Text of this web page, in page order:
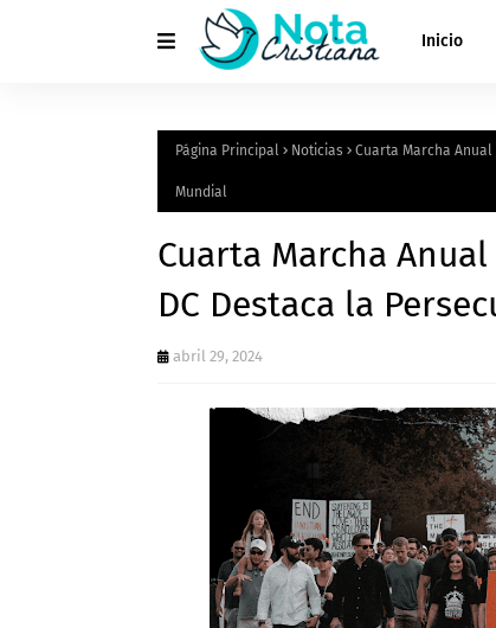
Inicio
Página Principal Noticias Cuarta Marcha
Mundial
Cuarta Marcha
DC Destaca la
abril 29, 2024